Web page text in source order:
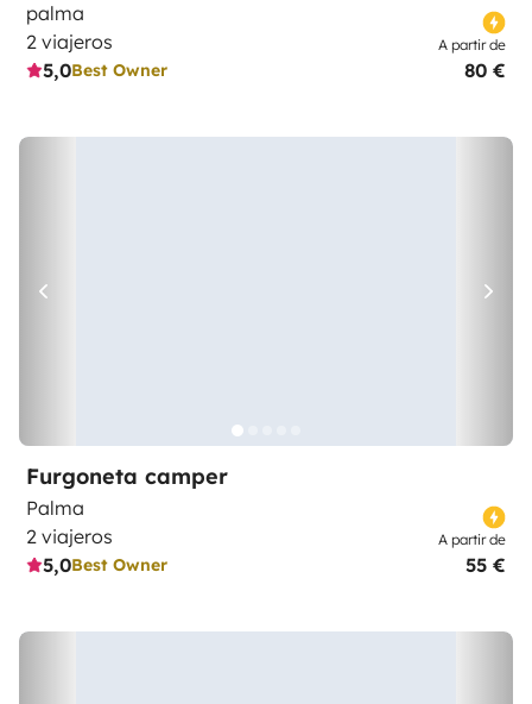
palma
2 viajeros
5,0Best Owner
A partir de
80 €
Furgoneta camper
Palma
2 viajeros
5,0Best Owner
A partir de
55 €